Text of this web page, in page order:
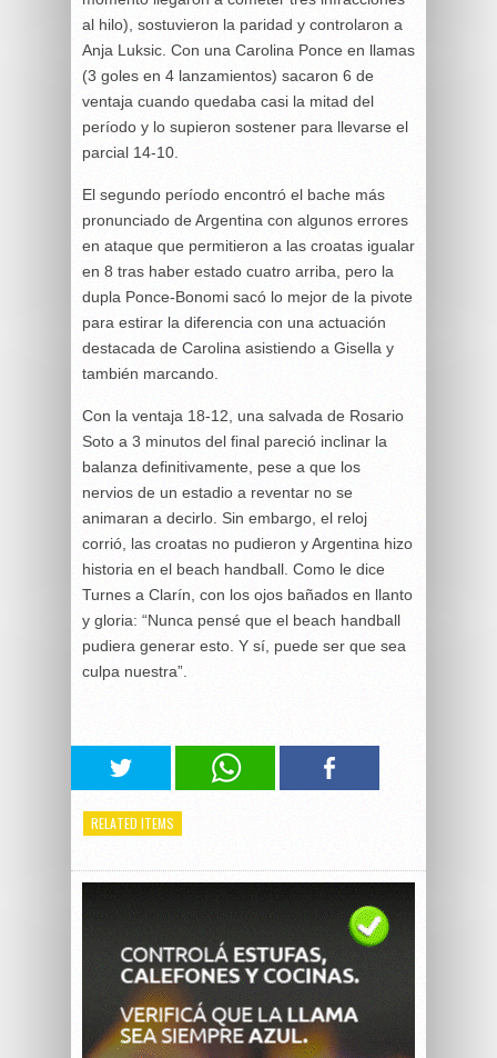
al hilo), sostuvieron la paridad y controlaron a
Anja Luksic. Con una Carolina Ponce en llamas
(3 goles en 4 lanzamientos) sacaron 6 de
ventaja cuando quedaba casi la mitad del
período y lo supieron sostener para llevarse el
parcial 14-10.
El segundo período encontró el bache más
pronunciado de Argentina con algunos errores
en ataque que permitieron a las croatas igualar
en 8 tras haber estado cuatro arriba, pero la
dupla Ponce-Bonomi sacó lo mejor de la pivote
para estirar la diferencia con una actuación
destacada de Carolina asistiendo a Gisella y
también marcando.
Con la ventaja 18-12, una salvada de Rosario
Soto a 3 minutos del final pareció inclinar la
balanza definitivamente, pese a que los
nervios de un estadio a reventar no se
animaran a decirlo. Sin embargo, el reloj
corrió, las croatas no pudieron y Argentina hizo
historia en el beach handball. Como le dice
Turnes a Clarín, con los ojos bañados en llanto
y gloria: “Nunca pensé que el beach handball
pudiera generar esto. Y sí, puede ser que sea
culpa nuestra”.
RELATED ITEMS